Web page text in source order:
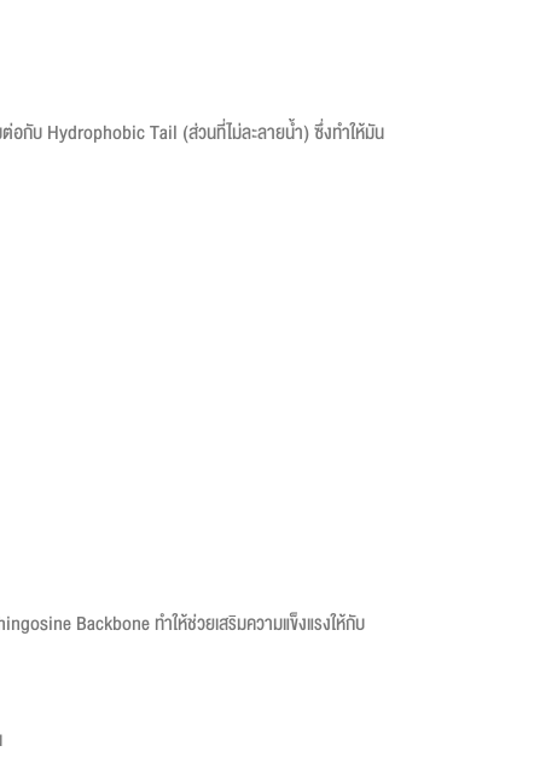
อกับ Hydrophobic Tail (ส่วนที่ไม่ละลายน้ำ) ซึ่งทำให้มัน
Backbone ทำให้ช่วยเสริมความแข็งแรงให้กับ